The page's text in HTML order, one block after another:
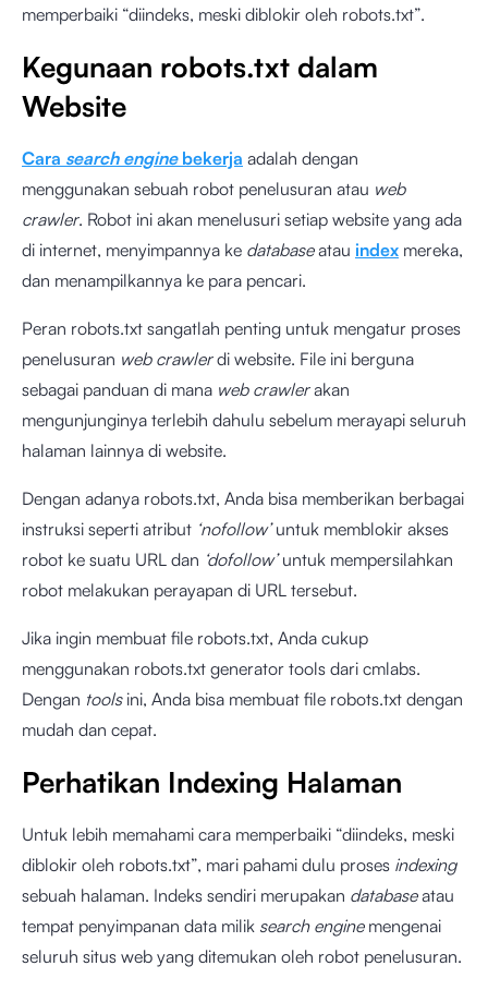
memperbaiki “diindeks, meski diblokir oleh robots.txt”.
Kegunaan robots.txt dalam
Website
Cara search engine bekerja adalah dengan
menggunakan sebuah robot penelusuran atau web
crawler. Robot ini akan menelusuri setiap website yang ada
di internet, menyimpannya ke databaseatau index mereka,
dan menampilkannya ke para pencari.
Peran robots.txt sangatlah penting untuk mengatur proses
penelusuran web crawlerdi website. File ini berguna
sebagai panduan di mana web crawlerakan
mengunjunginya terlebih dahulu sebelum merayapi seluruh
halaman lainnya di website.
Dengan adanya robots.txt, Anda bisa memberikan berbagai
instruksi seperti atribut ‘nofollow’untuk memblokir akses
robot ke suatu URL dan ‘dofollow’untuk mempersilahkan
robot melakukan perayapan di URL tersebut.
Jika ingin membuat file robots.txt, Anda cukup
menggunakan robots.txt generator tools dari cmlabs.
Dengan toolsini, Anda bisa membuat file robots.txt dengan
mudah dan cepat.
Perhatikan Indexing Halaman
Untuk lebih memahami cara memperbaiki “diindeks, meski
diblokir oleh robots.txt”, mari pahami dulu proses indexing
sebuah halaman. Indeks sendiri merupakan databaseatau
tempat penyimpanan data milik search enginemengenai
seluruh situs web yang ditemukan oleh robot penelusuran.